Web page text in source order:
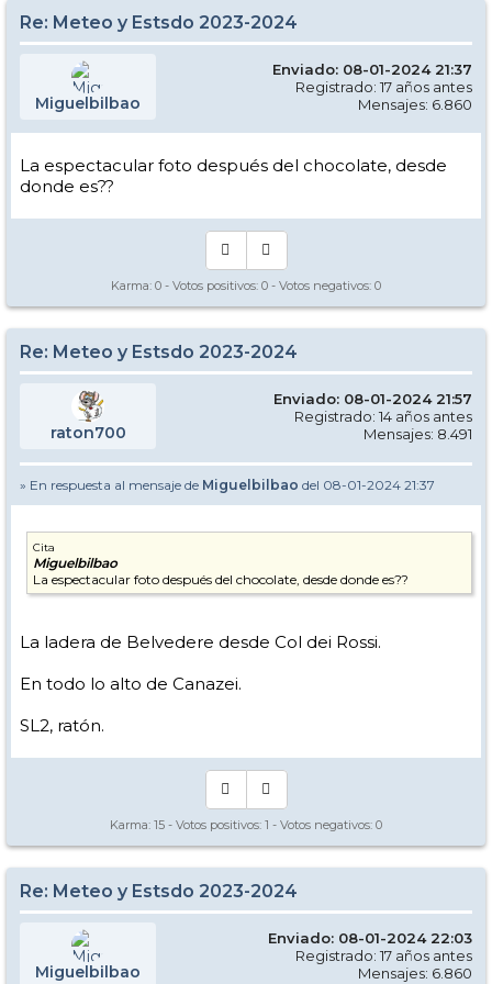
Re: Meteo y Estsdo 2023-2024
Miguelbilbao
Enviado: 08-01-2024 21:37
Registrado: 17 años antes
Mensajes: 6.860
La espectacular foto después del chocolate, desde
donde es??
Karma: 0 - Votos positivos: 0 - Votos negativos: 0
Re: Meteo y Estsdo 2023-2024
raton700
Enviado: 08-01-2024 21:57
Registrado: 14 años antes
Mensajes: 8.491
» En respuesta al mensaje de Miguelbilbao del 08-01-2024 21:37
Cita
Miguelbilbao
La espectacular foto después del chocolate, desde donde es??
La ladera de Belvedere desde Col dei Rossi.
En todo lo alto de Canazei.
SL2, ratón.
Karma: 15 - Votos positivos: 1 - Votos negativos: 0
Re: Meteo y Estsdo 2023-2024
Miguelbilbao
Enviado: 08-01-2024 22:03
Registrado: 17 años antes
Mensajes: 6.860